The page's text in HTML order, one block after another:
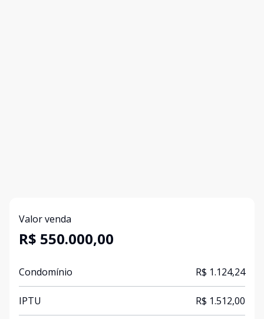
Valor venda
R$ 550.000,00
Condomínio R$ 1.124,24
IPTU R$ 1.512,00